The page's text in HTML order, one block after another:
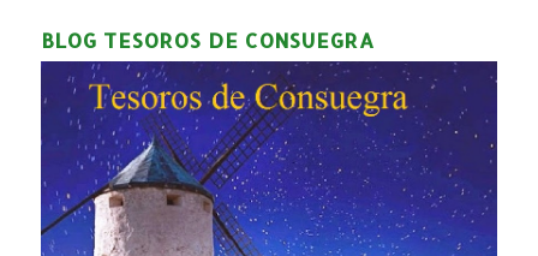
BLOG TESOROS DE CONSUEGRA